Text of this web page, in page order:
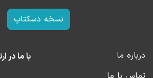
نسخه دسکتاپ
درباره ما
با ما در